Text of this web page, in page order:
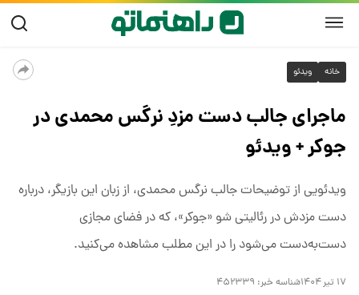
خانه ویدئو
ماجرای جالب دست‌ مزدِ نرگس محمدی در
جوکر + ویدئو
ویدئویی از توضیحات جالب نرگس محمدی، از زبان این بازیگر، درباره
دست مزدش در رئالیتی شو «جوکر»، که در فضای مجازی
دست‌به‌دست می‌شود را در این مطلب مشاهده می‌کنید.
۱۷ تیر ۱۴۰۴ شناسه خبر: ۴۵۲۳۳۹